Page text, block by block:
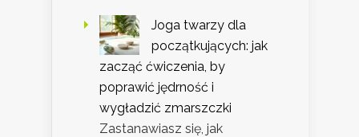
Joga twarzy dla
początkujących: jak
zacząć ćwiczenia, by
poprawić jędrność i
wygładzić zmarszczki
Zastanawiasz się, jak